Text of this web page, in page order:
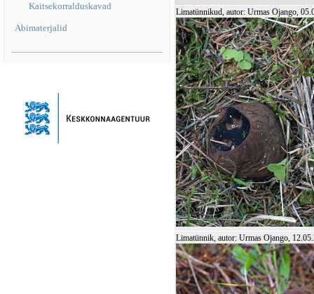
Kaitsekorralduskavad
Abimaterjalid
Limatünnikud, autor: Urmas Ojango,
Limatünnik, autor: Urmas Ojango,